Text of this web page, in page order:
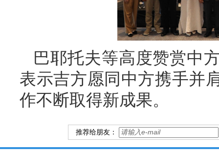
巴耶托夫等高度赞赏中
表示吉方愿同中方携手并
作不断取得新成果。
推荐给朋友：